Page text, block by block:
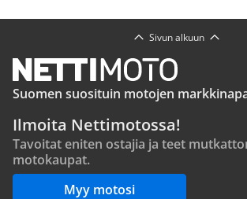
Sivun alkuun
Suomen suosituin motojen
Ilmoita Nettimotossa!
Tavoitat eniten ostajia ja teet
motokaupat.
Myy motosi